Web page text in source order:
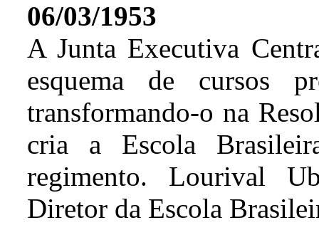
06/03/1953
A Junta Executiva
esquema de cursos
transformando-o na
cria a Escola
regimento. Lourival
Diretor da Escola